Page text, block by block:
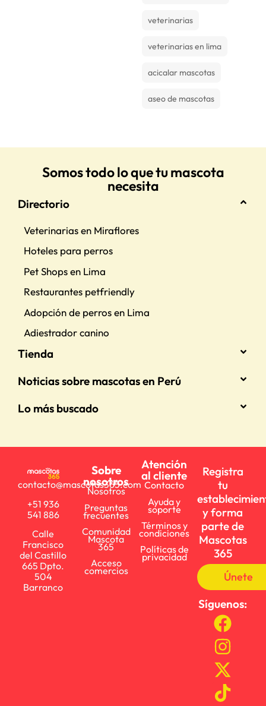
veterinarias
veterinarias en lima
acicalar mascotas
aseo de mascotas
Somos todo lo que tu mascota
necesita
Directorio
Veterinarias en Miraflores
Hoteles para perros
Pet Shops en Lima
Restaurantes petfriendly
Adopción de perros en Lima
Adiestrador canino
Tienda
Noticias sobre mascotas en Perú
Lo más buscado
contacto@mascotas365.com
+51 936
541 886
Calle
Francisco
del Castillo
665 Dpto.
504
Barranco
Sobre
nosotros
Nosotros
Preguntas
frecuentes
Comunidad
Mascota
365
Acceso
comercios
Atención
al cliente
Contacto
Ayuda y
soporte
Términos y
condiciones
Políticas de
privacidad
Registra
tu
y forma
parte de
Mascotas
365
Únete
Síguenos: